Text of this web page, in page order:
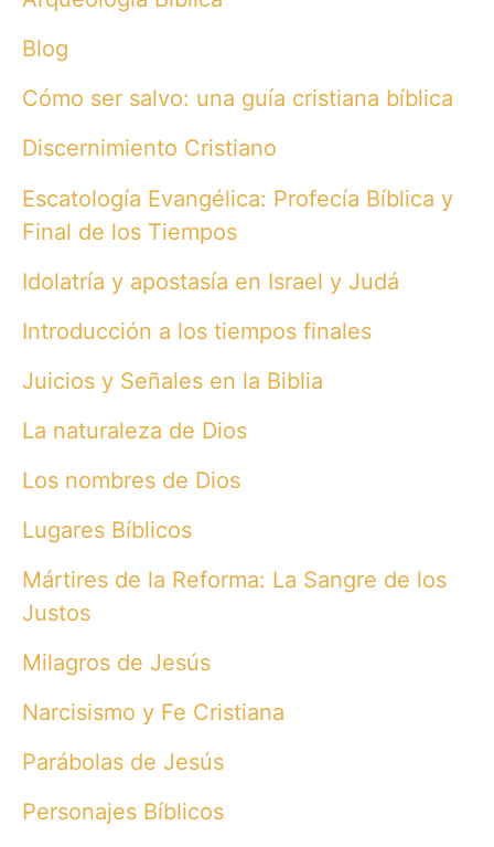
Blog
Cómo ser salvo: una guía cristiana bíblica
Discernimiento Cristiano
Escatología Evangélica: Profecía Bíblica y
Final de los Tiempos
Idolatría y apostasía en Israel y Judá
Introducción a los tiempos finales
Juicios y Señales en la Biblia
La naturaleza de Dios
Los nombres de Dios
Lugares Bíblicos
Mártires de la Reforma: La Sangre de los
Justos
Milagros de Jesús
Narcisismo y Fe Cristiana
Parábolas de Jesús
Personajes Bíblicos